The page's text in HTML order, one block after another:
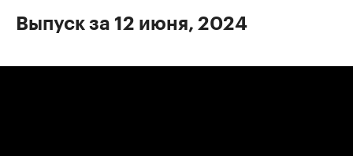
Выпуск за 12 июня, 2024